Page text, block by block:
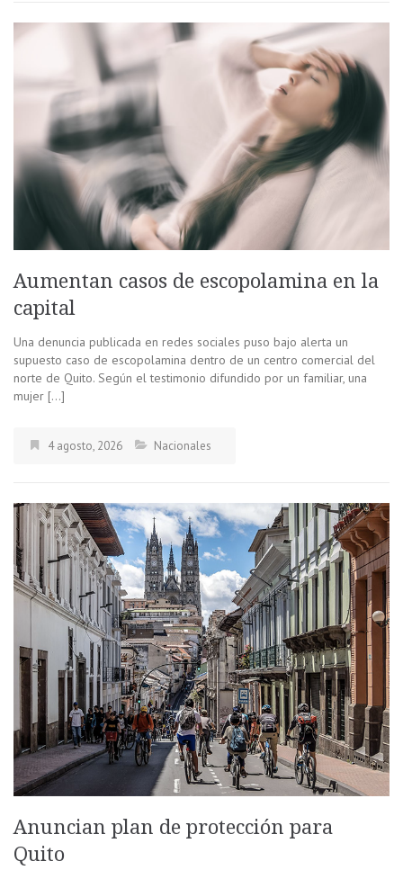
Aumentan casos de escopolamina en la
capital
Una denuncia publicada en redes sociales puso bajo alerta un
supuesto caso de escopolamina dentro de un centro comercial del
norte de Quito. Según el testimonio difundido por un familiar, una
mujer […]
4 agosto, 2026 Nacionales
Anuncian plan de protección para
Quito